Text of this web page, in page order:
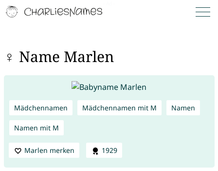
♀ Name Marlen
Mädchennamen Mädchennamen mit M Namen
Namen mit M
Marlen merken 1929